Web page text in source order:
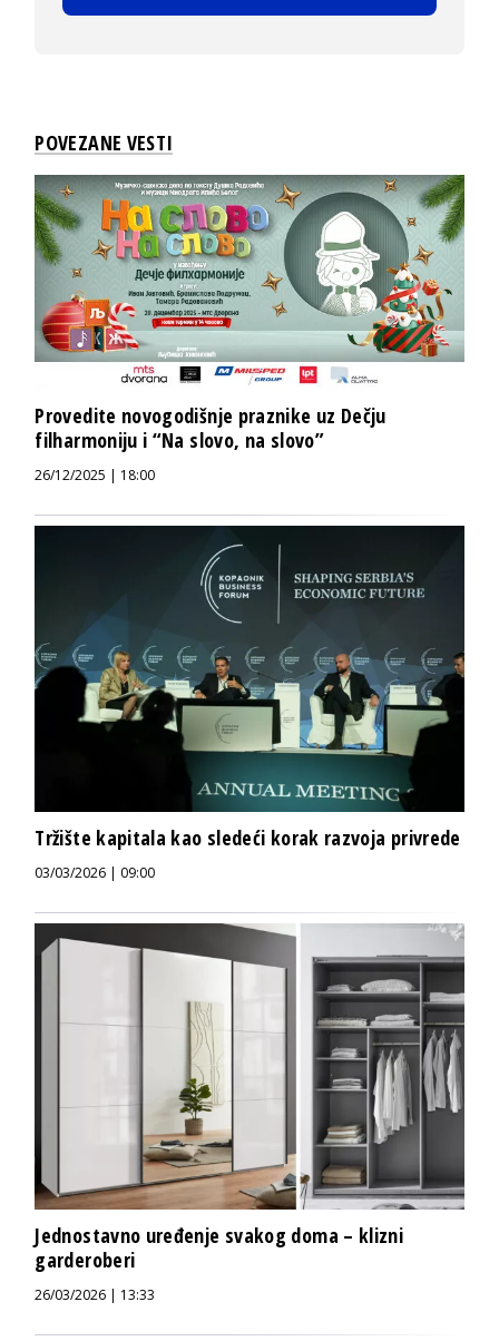
POVEZANE VESTI
Provedite novogodišnje praznike uz Dečju
filharmoniju i “Na slovo, na slovo”
26/12/2025 | 18:00
Tržište kapitala kao sledeći korak razvoja privrede
03/03/2026 | 09:00
Jednostavno uređenje svakog doma – klizni
garderoberi
26/03/2026 | 13:33